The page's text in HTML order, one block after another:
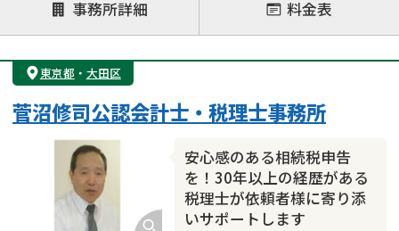
遺言書作成・遺言執行
相続放棄
相続登記
遺産分割
遺留分侵害額請求
相続税申告
相続手続き
成年後見・任意後見
贈与税
生前対策
相続人調査
相続財産調査
相続トラブル
事務所詳細 料金表
東京都 ・ 大田区
安心感のある相続税申告
を！30年以上の経歴がある
税理士が依頼者様に寄り添
いサポートします
菅沼修司公認会計士・税理士事務所